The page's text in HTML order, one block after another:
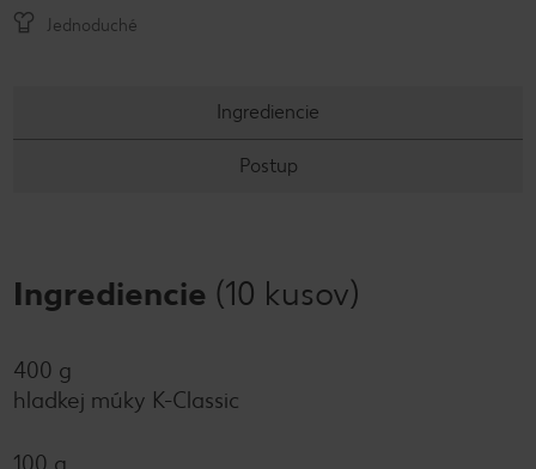
Jednoduché
Ingrediencie
Postup
Ingrediencie (10 kusov)
400 g
hladkej múky K-Classic
100 g